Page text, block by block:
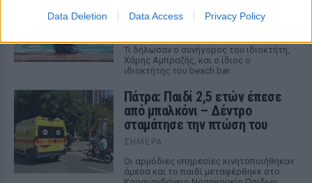
Data Deletion Data Access Privacy Policy
μαλώναμε με γονείς»
Τι δήλωσαν ο συνήγορος του ιδιοκτήτη,
Χάρης Αμπραζής, και ο ίδιος ο
ιδιοκτήτης του beach bar
Πάτρα: Παιδί 2,5 ετών έπεσε
από μπαλκόνι – Δέντρο
σταμάτησε την πτώση του
ΣΉΜΕΡΑ
Οι αρμόδιες υπηρεσίες κινητοποιήθηκαν
άμεσα και το παιδί μεταφέρθηκε στο